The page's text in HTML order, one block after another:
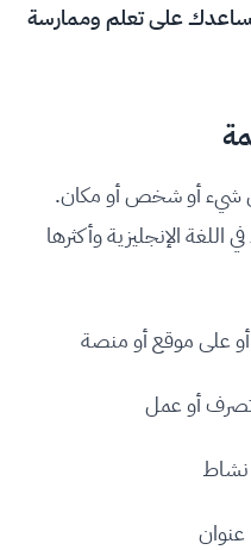
على تعلم وممارسة
عن شيء أو شخص أو مكان.
الإنجليزية وأكثرها